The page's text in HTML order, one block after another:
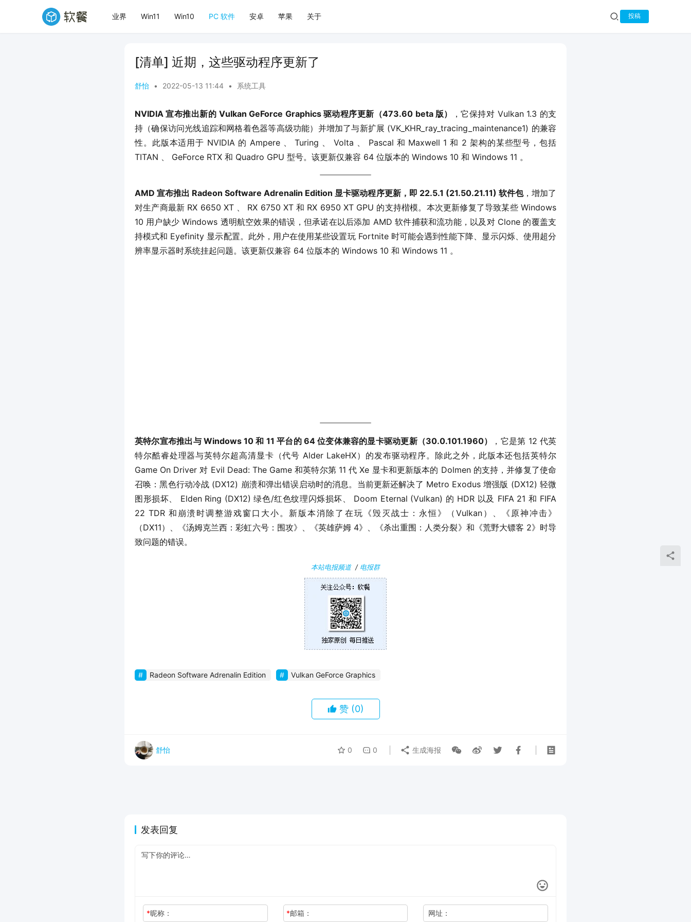
业界 Win11 Win10 PC 软件 安卓 苹果 关于 投稿
[清单] 近期，这些驱动程序更新了
舒怡 • 2022-05-13 11:44 • 系统工具
NVIDIA 宣布推出新的 Vulkan GeForce Graphics 驱动程序更新（473.60 beta 版）
，它保持对 Vulkan 1.3 的支
持（确保访问光线追踪和网格着色器等高级功能）并增加了与新扩展 (VK_KHR_ray_tracing_maintenance1) 的兼容
性。此版本适用于 NVIDIA 的 Ampere 、 Turing 、 Volta 、 Pascal 和 Maxwell 1 和 2 架构的某些型号，包括
TITAN 、 GeForce RTX 和 Quadro GPU 型号。该更新仅兼容 64 位版本的 Windows 10 和 Windows 11 。
AMD 宣布推出 Radeon Software Adrenalin Edition 显卡驱动程序更新，即 22.5.1 (21.50.21.11) 软件包，增加了
对生产商最新 RX 6650 XT 、 RX 6750 XT 和 RX 6950 XT GPU 的支持楷模。本次更新修复了导致某些 Windows
10 用户缺少 Windows 透明航空效果的错误，但承诺在以后添加 AMD 软件捕获和流功能，以及对 Clone 的覆盖支
持模式和 Eyefinity 显示配置。此外，用户在使用某些设置玩 Fortnite 时可能会遇到性能下降、显示闪烁、使用超分
辨率显示器时系统挂起问题。该更新仅兼容 64 位版本的 Windows 10 和 Windows 11 。
英特尔宣布推出与 Windows 10 和 11 平台的 64 位变体兼容的显卡驱动更新（30.0.101.1960）
，它是第 12 代英
特尔酷睿处理器与英特尔超高清显卡（代号 Alder LakeHX）的发布驱动程序。除此之外，此版本还包括英特尔
Game On Driver 对 Evil Dead: The Game 和英特尔第 11 代 Xe 显卡和更新版本的 Dolmen 的支持，并修复了使命
召唤：黑色行动冷战 (DX12) 崩溃和弹出错误启动时的消息。当前更新还解决了 Metro Exodus 增强版 (DX12) 轻微
图形损坏、 Elden Ring (DX12) 绿色/红色纹理闪烁损坏、 Doom Eternal (Vulkan) 的 HDR 以及 FIFA 21 和 FIFA
22 TDR 和崩溃时调整游戏窗口大小。新版本消除了在玩《毁灭战士：永恒》（Vulkan）、《原神冲击》
（DX11）、《汤姆克兰西：彩虹六号：围攻》、《英雄萨姆 4》、《杀出重围：人类分裂》和《荒野大镖客 2》时导
致问题的错误。
本站电报频道/ 电报群
Radeon Software Adrenalin Edition Vulkan GeForce Graphics
赞 (0)
舒怡 0 0 生成海报
发表回复
*昵称： *邮箱： 网址：